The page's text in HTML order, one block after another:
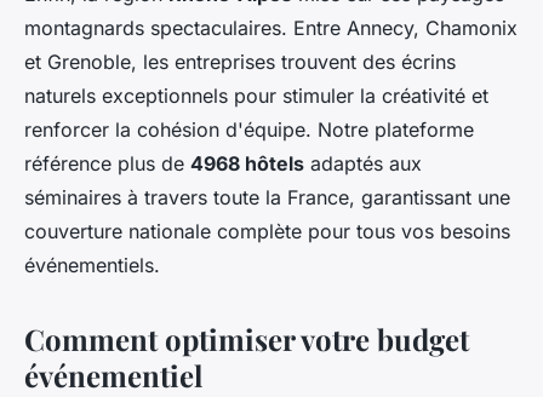
montagnards spectaculaires. Entre Annecy, Chamonix
et Grenoble, les entreprises trouvent des écrins
naturels exceptionnels pour stimuler la créativité et
renforcer la cohésion d'équipe. Notre plateforme
référence plus de 4968 hôtels adaptés aux
séminaires à travers toute la France, garantissant une
couverture nationale complète pour tous vos besoins
événementiels.
Comment optimiser votre budget
événementiel